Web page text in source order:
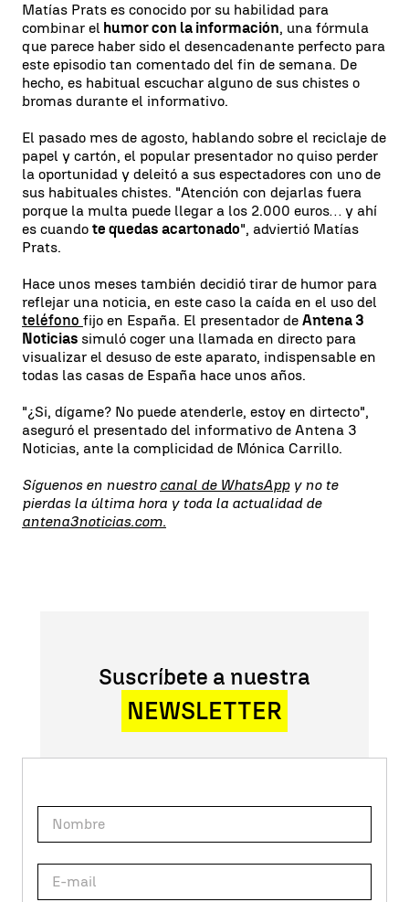
Matías Prats es conocido por su habilidad para
combinar el humor con la información, una fórmula
que parece haber sido el desencadenante perfecto para
este episodio tan comentado del fin de semana. De
hecho, es habitual escuchar alguno de sus chistes o
bromas durante el informativo.
El pasado mes de agosto, hablando sobre el reciclaje de
papel y cartón, el popular presentador no quiso perder
la oportunidad y deleitó a sus espectadores con uno de
sus habituales chistes. "Atención con dejarlas fuera
porque la multa puede llegar a los 2.000 euros… y ahí
es cuando te quedas acartonado", adviertió Matías
Prats.
Hace unos meses también decidió tirar de humor para
reflejar una noticia, en este caso la caída en el uso del
teléfono fijo en España. El presentador de Antena 3
Noticias simuló coger una llamada en directo para
visualizar el desuso de este aparato, indispensable en
todas las casas de España hace unos años.
"¿Si, dígame? No puede atenderle, estoy en dirtecto",
aseguró el presentado del informativo de Antena 3
Noticias, ante la complicidad de Mónica Carrillo.
Síguenos en nuestro canal de WhatsAppy no te
pierdas la última hora y toda la actualidad de
antena3noticias.com.
Suscríbete a nuestra
NEWSLETTER